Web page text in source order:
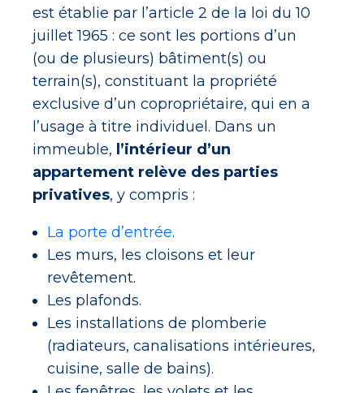
est établie par l’article 2 de la loi du 10
juillet 1965 : ce sont les portions d’un
(ou de plusieurs) bâtiment(s) ou
terrain(s), constituant la propriété
exclusive d’un copropriétaire, qui en a
l’usage à titre individuel. Dans un
immeuble, l’intérieur d’un
appartement relève des parties
privatives, y compris :
La porte d’entrée.
Les murs, les cloisons et leur
revêtement.
Les plafonds.
Les installations de plomberie
(radiateurs, canalisations intérieures,
cuisine, salle de bains).